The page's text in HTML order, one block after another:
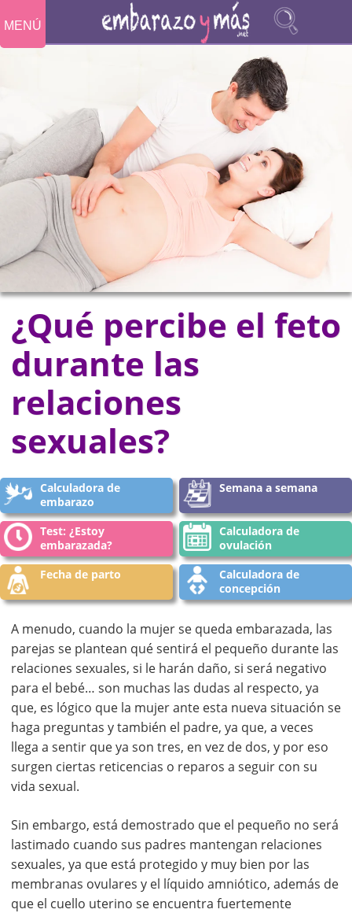
MENÚ
¿Qué percibe el feto
durante las
relaciones
sexuales?
Calculadora de
embarazo
Semana a semana
Test: ¿Estoy
embarazada?
Calculadora de
ovulación
Fecha de parto
Calculadora de
concepción
A menudo, cuando la mujer se queda embarazada, las
parejas se plantean qué sentirá el pequeño durante las
relaciones sexuales, si le harán daño, si será negativo
para el bebé… son muchas las dudas al respecto, ya
que, es lógico que la mujer ante esta nueva situación se
haga preguntas y también el padre, ya que, a veces
llega a sentir que ya son tres, en vez de dos, y por eso
surgen ciertas reticencias o reparos a seguir con su
vida sexual.
Sin embargo, está demostrado que el pequeño no será
lastimado cuando sus padres mantengan relaciones
sexuales, ya que está protegido y muy bien por las
membranas ovulares y el líquido amniótico, además de
que el cuello uterino se encuentra fuertemente